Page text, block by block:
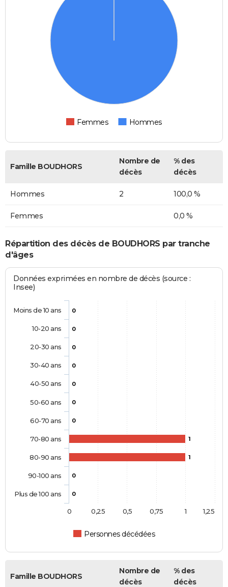
Femmes Hommes
Famille BOUDHORS
Nombre de
décès
% des
décès
Hommes 2 100,0 %
Femmes 0,0 %
Répartition des décès de BOUDHORS par tranche
d'âges
Données exprimées en nombre de décès (source :
Insee)
0
0
0
0
0
0
0
1
1
0
0
Personnes décédées
Moins de 10 ans
10-20 ans
20-30 ans
30-40 ans
40-50 ans
50-60 ans
60-70 ans
70-80 ans
80-90 ans
90-100 ans
Plus de 100 ans
0 1
0,25 0,5 0,75 1,25
Famille BOUDHORS
Nombre de
décès
% des
décès